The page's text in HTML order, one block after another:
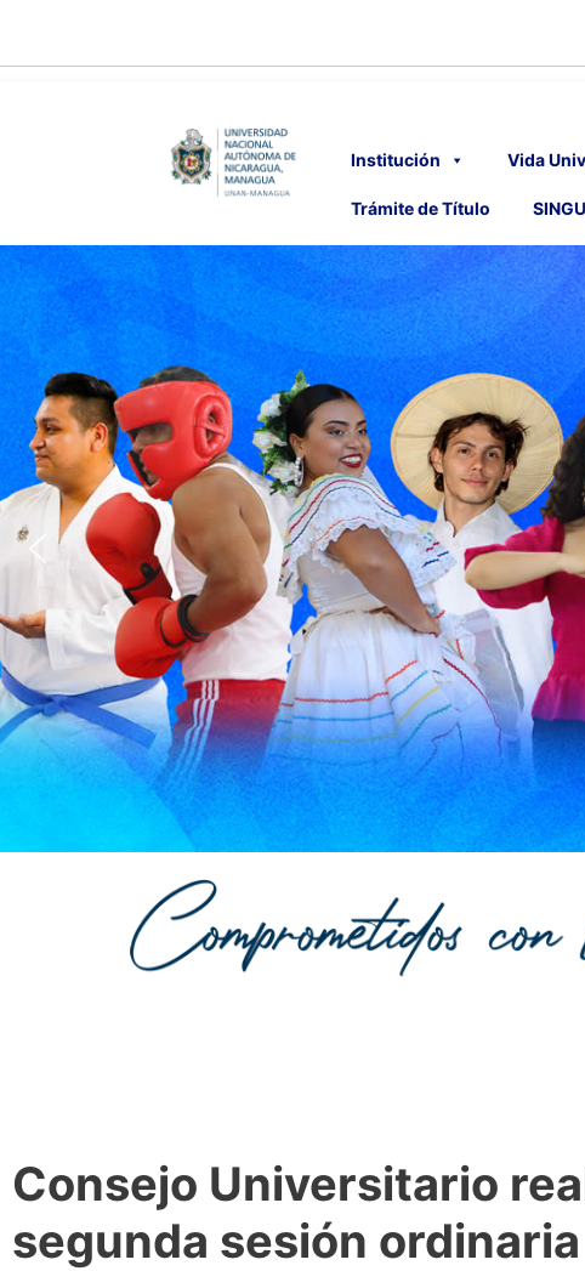
Institución Vida
Trámite de Título SINGU
Consejo Universitario
segunda sesión ordinaria